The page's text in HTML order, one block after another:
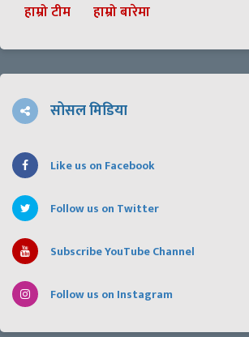
हाम्रो टीम हाम्रो बारेमा
सोसल मिडिया
Like us on Facebook
Follow us on Twitter
Subscribe YouTube Channel
Follow us on Instagram